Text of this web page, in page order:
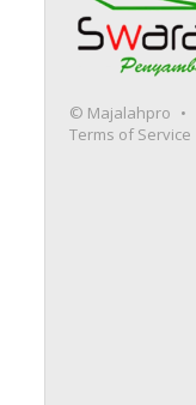
© Majalahpro
Terms of Service